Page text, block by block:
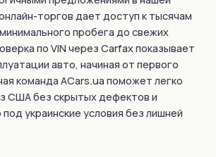
торгов дает доступ к тысячам
пробега до свежих
по VIN через Carfax показывает
авто, начиная от первого
команда ACars.ua поможет легко
США без скрытых дефектов и
украинские условия без лишней